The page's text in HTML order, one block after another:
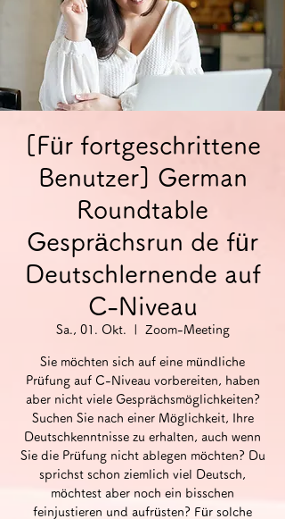
[Für fortgeschrittene
Benutzer] German
Roundtable
Gesprächsrun de für
Deutschlernende auf
C-Niveau
Sa., 01. Okt. Zoom-Meeting
Sie möchten sich auf eine mündliche
Prüfung auf C-Niveau vorbereiten, haben
aber nicht viele Gesprächsmöglichkeiten?
Suchen Sie nach einer Möglichkeit, Ihre
Deutschkenntnisse zu erhalten, auch wenn
Sie die Prüfung nicht ablegen möchten? Du
sprichst schon ziemlich viel Deutsch,
möchtest aber noch ein bisschen
feinjustieren und aufrüsten? Für solche